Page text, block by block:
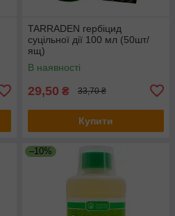
TARRADEN гербіцид
суцільної дії 100 мл (50шт/
ящ)
В наявності
29,50 ₴ 33,70 ₴
Купити
–10%